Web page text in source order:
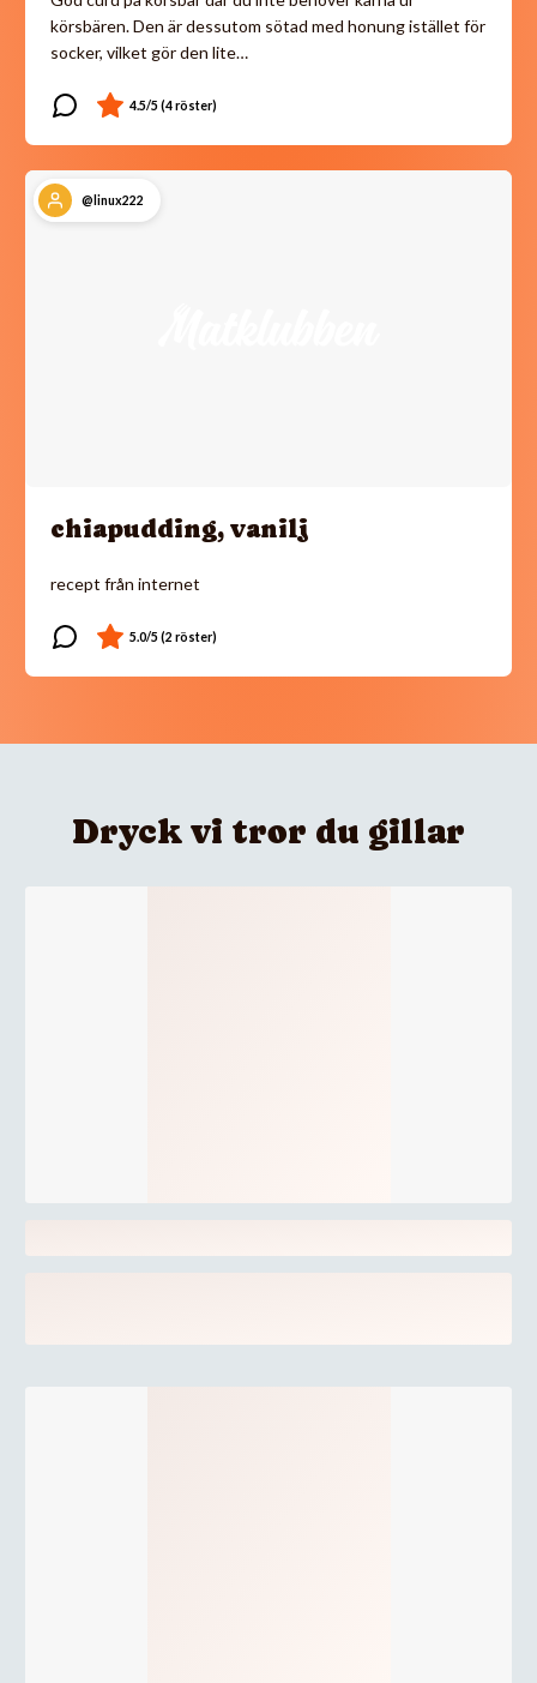
körsbären. Den är dessutom sötad med honung istället för
socker, vilket gör den lite…
@linux222
chiapudding, vanilj
recept från internet
Dryck vi tror du gillar